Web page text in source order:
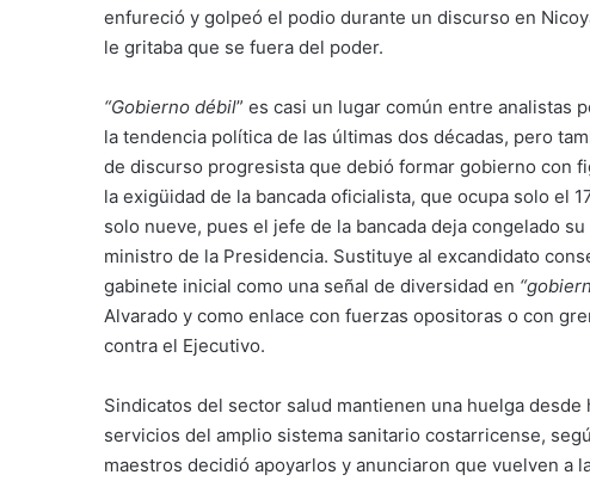
enfureció y golpeó el podio durante un discurso en
le gritaba que se fuera del poder.
“Gobierno débil” es casi un lugar común entre analistas
la tendencia política de las últimas dos décadas, pero
de discurso progresista que debió formar gobierno con
la exigüidad de la bancada oficialista, que ocupa solo el
solo nueve, pues el jefe de la bancada deja congelado
ministro de la Presidencia. Sustituye al excandidato
gabinete inicial como una señal de diversidad en
Alvarado y como enlace con fuerzas opositoras o con
contra el Ejecutivo.
Sindicatos del sector salud mantienen una huelga
servicios del amplio sistema sanitario costarricense,
maestros decidió apoyarlos y anunciaron que vuelven a